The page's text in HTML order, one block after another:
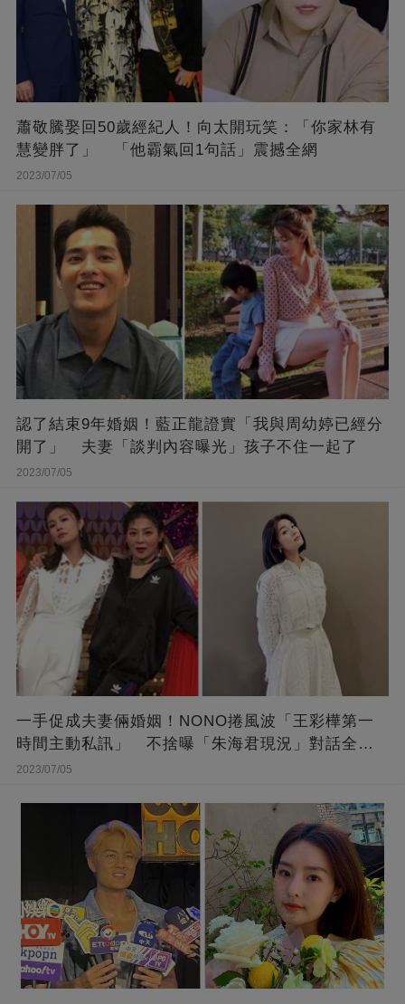
蕭敬騰娶回50歲經紀人！向太開玩笑：「你家林有
慧變胖了」 「他霸氣回1句話」震撼全網
2023/07/05
認了結束9年婚姻！藍正龍證實「我與周幼婷已經分
開了」 夫妻「談判內容曝光」孩子不住一起了
2023/07/05
一手促成夫妻倆婚姻！NONO捲風波「王彩樺第一
時間主動私訊」 不捨曝「朱海君現況」對話全公
開
2023/07/05